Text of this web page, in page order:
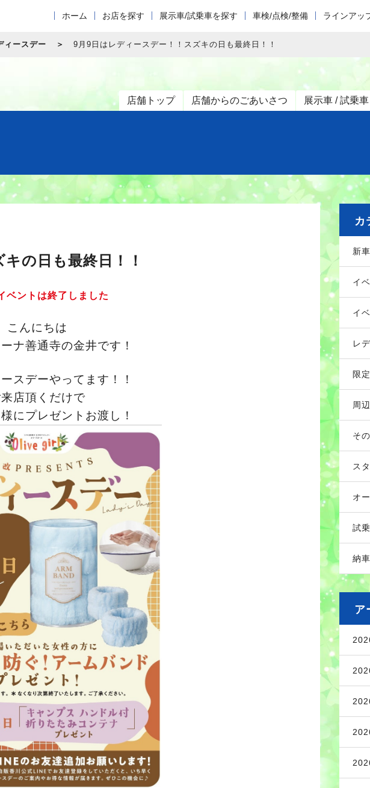
ホーム お店を探す 展示車/試乗車を探す 車検/点検/整備 ラインアッ
ィースデー 9月9日はレディースデー！！スズキの日も最終日！！
店舗トップ 店舗からのごあいさつ 展示車 / 試乗車
の日も最終日！！
ベントは終了しました
こんにちは
ナ善通寺の金井です！
スデーやってます！！
店頂くだけで
にプレゼントお渡し！
カ
新
イ
イ
レ
限
周
そ
ス
オ
試
納
ア